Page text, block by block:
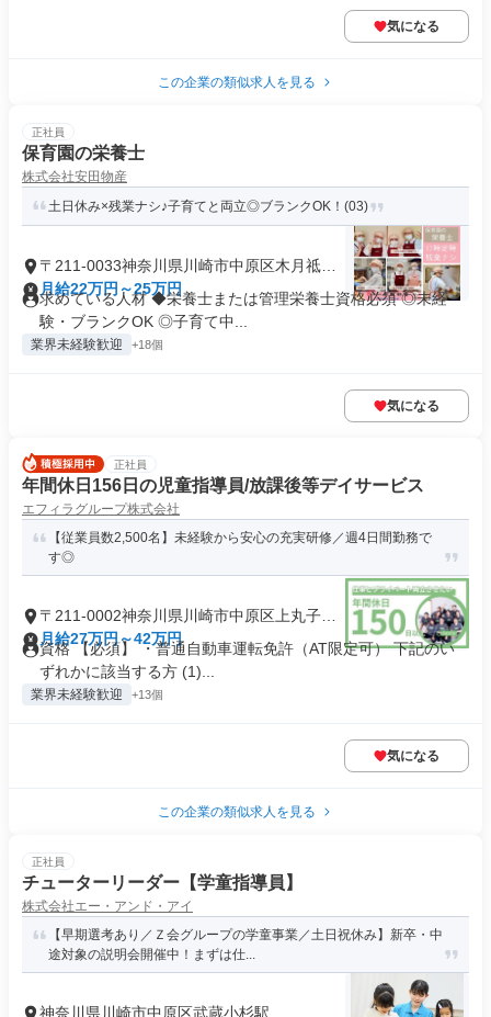
気になる
この企業の類似求人を見る
正社員
保育園の栄養士
株式会社安田物産
土日休み×残業ナシ♪子育てと両立◎ブランクOK！(03)
〒211-0033神奈川県川崎市中原区木月祗園
町
月給22万円～25万円
求めている人材 ◆栄養士または管理栄養士資格必須 ◎未経
験・ブランクOK ◎子育て中...
業界未経験歓迎 +18個
気になる
正社員
年間休日156日の児童指導員/放課後等デイサービス
エフィラグループ株式会社
【従業員数2,500名】未経験から安心の充実研修／週4日間勤務で
す◎
〒211-0002神奈川県川崎市中原区上丸子山
王町
月給27万円～42万円
資格 【必須】 ・普通自動車運転免許（AT限定可） 下記のい
ずれかに該当する方 (1)...
業界未経験歓迎 +13個
気になる
この企業の類似求人を見る
正社員
チューターリーダー【学童指導員】
株式会社エー・アンド・アイ
【早期選考あり／Ｚ会グループの学童事業／土日祝休み】新卒・中
途対象の説明会開催中！まずは仕...
神奈川県川崎市中原区武蔵小杉駅